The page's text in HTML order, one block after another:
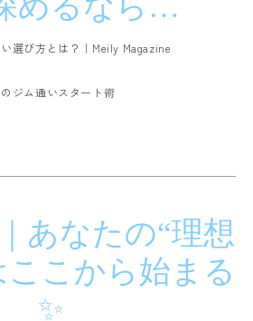
選び方とは？｜Meily Magazine
ジム通いスタート術
あなたの“理想
ここから始まる
✨